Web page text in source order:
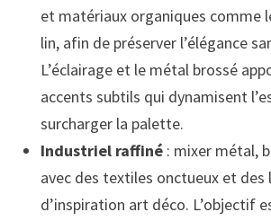
et matériaux organiques comme
lin, afin de préserver l’élégance
L’éclairage et le métal brossé
accents subtils qui dynamisent
surcharger la palette.
Industriel raffiné: mixer métal,
avec des textiles onctueux et des
d’inspiration art déco. L’objectif